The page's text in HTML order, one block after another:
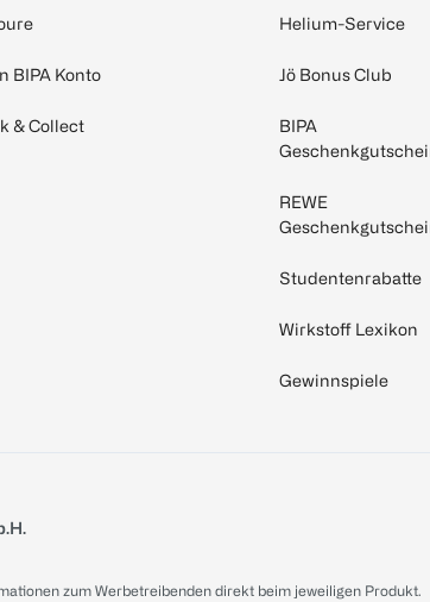
BIPA Konto
& Collect
Helium-Service
Jö Bonus Club
BIPA
REWE
Studentenrabatte
Wirkstoff Lexikon
Gewinnspiele
zum Werbetreibenden direkt beim jeweiligen Produkt.